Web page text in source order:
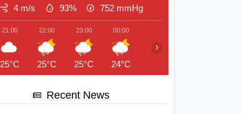
4 m/s 93% 752 mmHg
21:00
25°C
22:00
25°C
23:00
25°C
00:00
24°C
›
Recent News